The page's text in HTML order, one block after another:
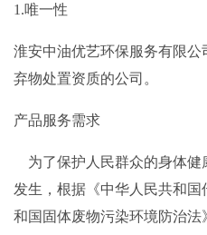
1.唯一性
淮安中油优艺环保服务有限
弃物处置资质的公司。
产品服务需求
为了保护人民群众的身体健
发生，根据《中华人民共和
和国固体废物污染环境防治